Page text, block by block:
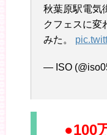
秋葉原駅電気
クフェスに変
みた。
— ISO
●100